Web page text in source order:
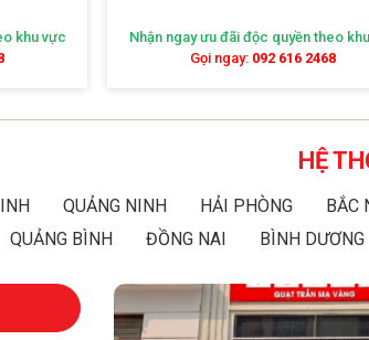
khu vực
Nhận ngay ưu đãi độc quyền theo
Gọi ngay: 092 616 2468
HỆ
QUẢNG NINH HẢI PHÒNG BẮC
QUẢNG BÌNH ĐỒNG NAI BÌNH DƯƠNG